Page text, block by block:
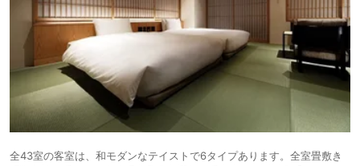
全43室の客室は、和モダンなテイストで6タイプあります。全室畳敷き